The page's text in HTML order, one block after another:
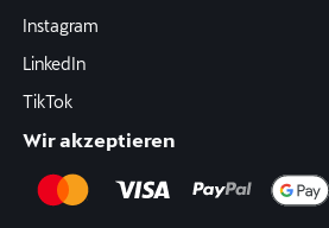
Instagram
LinkedIn
TikTok
Wir akzeptieren